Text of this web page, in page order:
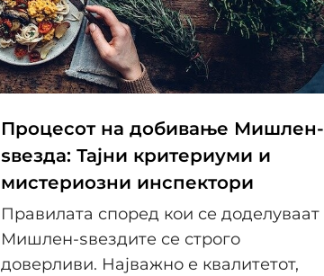
Процесот на добивање Мишлен-
ѕвезда: Тајни критериуми и
мистериозни инспектори
Правилата според кои се доделуваат
Мишлен-ѕвездите се строго
доверливи. Најважно е квалитетот,